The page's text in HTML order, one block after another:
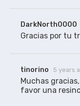
DarkNorth0000
Gracias por tu
tinorino 5 years
Muchas